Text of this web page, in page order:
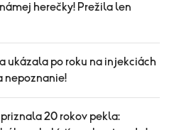
herečky! Prežila len
ukázala po roku na injekciách
nepoznanie!
20 rokov pekla: